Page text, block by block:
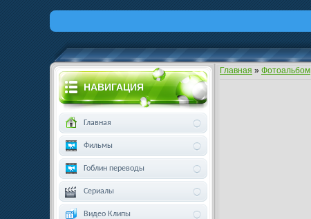
Главная » Фотоальбом
НАВИГАЦИЯ
Главная
Фильмы
Гоблин переводы
Сериалы
Видео Клипы